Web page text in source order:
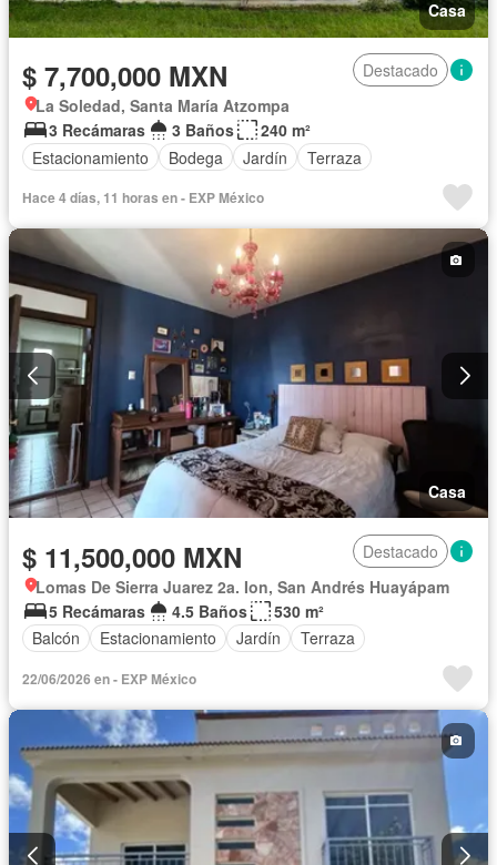
Casa
$ 7,700,000 MXN
Destacado
La Soledad, Santa María Atzompa
3 Recámaras
3 Baños
240 m²
Estacionamiento
Bodega Jardín Terraza
Hace 4 días, 11 horas en - EXP México
Casa
$ 11,500,000 MXN
Destacado
Lomas De Sierra Juarez 2a. Ion, San Andrés Huayápam
5 Recámaras
4.5 Baños
530 m²
Balcón
Estacionamiento Jardín Terraza
22/06/2026 en - EXP México